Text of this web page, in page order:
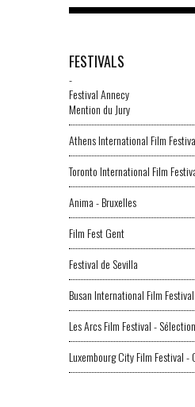
FESTIVALS
-
Festival Annecy
Mention du Jury
Athens International Film
Toronto International Film
Anima - Bruxelles
Film Fest Gent
Festival de Sevilla
Busan International Film Festival
Les Arcs Film Festival -
Luxembourg City Film Festival